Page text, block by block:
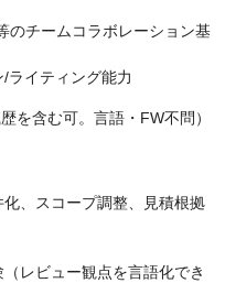
のチームコラボレーション基
ライティング能力
を含む可。言語・FW不問）
、スコープ調整、見積根拠
レビュー観点を言語化でき